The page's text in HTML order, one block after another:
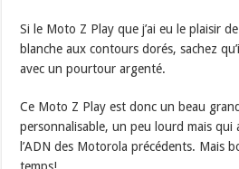
Si le Moto Z Play que j’ai eu le plaisir
blanche aux contours dorés, sachez
avec un pourtour argenté.
Ce Moto Z Play est donc un beau
personnalisable, un peu lourd mais qui
l’ADN des Motorola précédents. Mais